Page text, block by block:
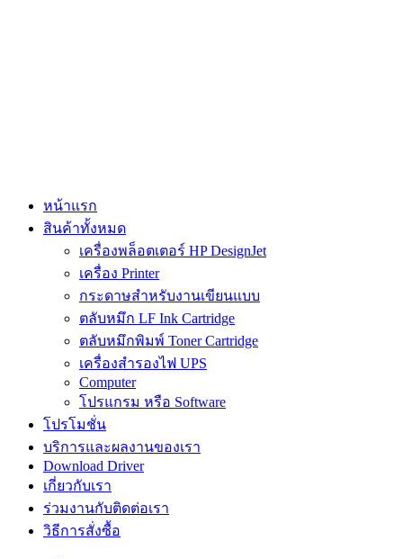
หน้าแรก
สินค้าทั้งหมด
เครื่องพล็อตเตอร์ HP DesignJet
เครื่อง Printer
กระดาษสำหรับงานเขียนแบบ
ตลับหมึก LF Ink Cartridge
ตลับหมึกพิมพ์ Toner Cartridge
เครื่องสำรองไฟ UPS
Computer
โปรแกรม หรือ Software
โปรโมชั่น
บริการและผลงานของเรา
Download Driver
เกี่ยวกับเรา
ร่วมงานกับติดต่อเรา
วิธีการสั่งซื้อ